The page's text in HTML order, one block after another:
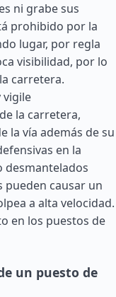
ni grabe sus
prohibido por la
lugar, por regla
visibilidad, por lo
carretera.
vigile
la carretera,
la vía además de su
en la
desmantelados
pueden causar un
a alta velocidad.
en los puestos de
un puesto de